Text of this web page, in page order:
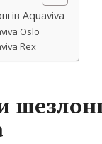
Aquaviva
Oslo
Rex